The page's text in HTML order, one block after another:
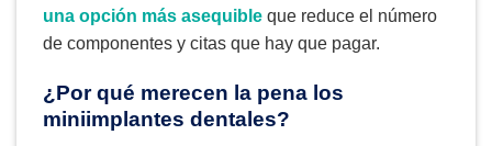
una opción más asequible que reduce el número
de componentes y citas que hay que pagar.
¿Por qué merecen la pena los
miniimplantes dentales?